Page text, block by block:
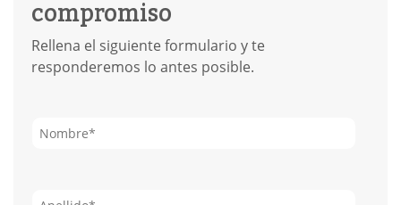
compromiso
Rellena el siguiente formulario y te
responderemos lo antes posible.